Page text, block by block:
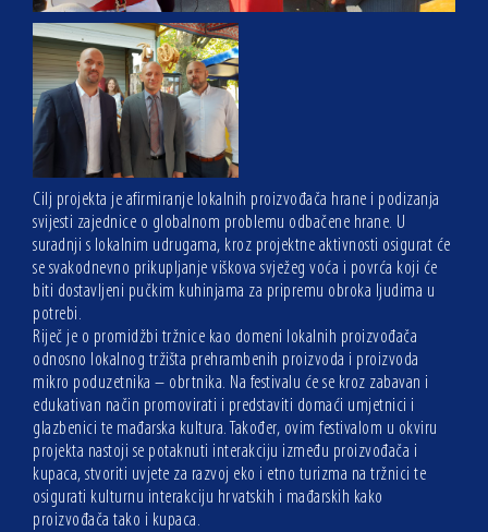
Cilj projekta je afirmiranje lokalnih proizvođača hrane i podizanja
svijesti zajednice o globalnom problemu odbačene hrane. U
suradnji s lokalnim udrugama, kroz projektne aktivnosti osigurat će
se svakodnevno prikupljanje viškova svježeg voća i povrća koji će
biti dostavljeni pučkim kuhinjama za pripremu obroka ljudima u
potrebi.
Riječ je o promidžbi tržnice kao domeni lokalnih proizvođača
odnosno lokalnog tržišta prehrambenih proizvoda i proizvoda
mikro poduzetnika – obrtnika. Na festivalu će se kroz zabavan i
edukativan način promovirati i predstaviti domaći umjetnici i
glazbenici te mađarska kultura. Također, ovim festivalom u okviru
projekta nastoji se potaknuti interakciju između proizvođača i
kupaca, stvoriti uvjete za razvoj eko i etno turizma na tržnici te
osigurati kulturnu interakciju hrvatskih i mađarskih kako
proizvođača tako i kupaca.